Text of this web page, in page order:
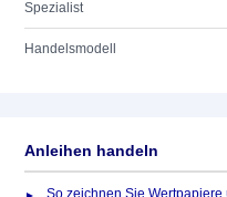
Spezialist
Handelsmodell
Anleihen handeln
So zeichnen Sie Wertpapiere